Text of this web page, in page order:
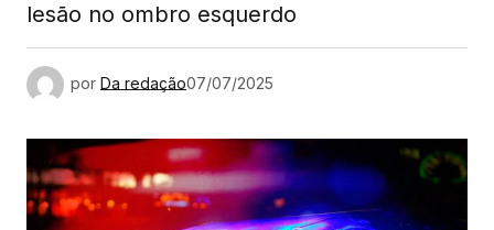
lesão no ombro esquerdo
por Da redação07/07/2025